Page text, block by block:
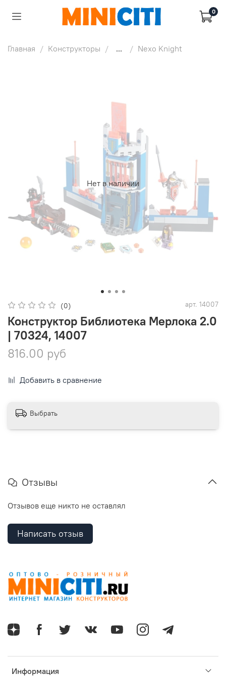
0
Главная Конструкторы ... Nexo Knight
Нет в наличии
(0) арт. 14007
Конструктор Библиотека Мерлока 2.0
| 70324, 14007
816.00 руб
Добавить в сравнение
Выбрать
Отзывы
Отзывов еще никто не оставлял
Написать отзыв
Информация